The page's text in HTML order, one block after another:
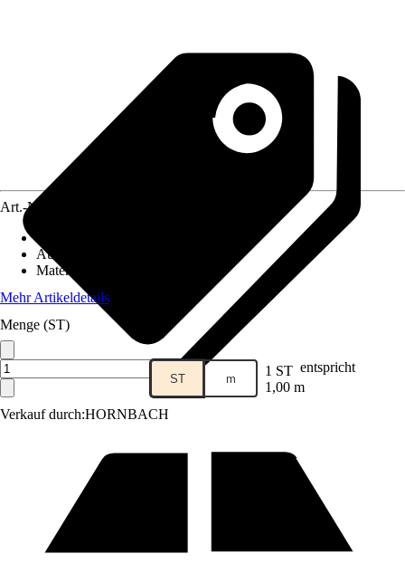
Verkauf durch:HORNBACH
Art.-Nr.
Ausführung
Material
Mehr Artikeldetails
Menge (ST)
ST m 1 ST entspricht
1,00 m